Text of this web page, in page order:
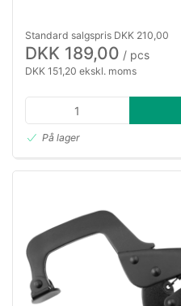
Standard salgspris DKK 210,00
DKK 189,00 / pcs
DKK 151,20 ekskl. moms
På lager